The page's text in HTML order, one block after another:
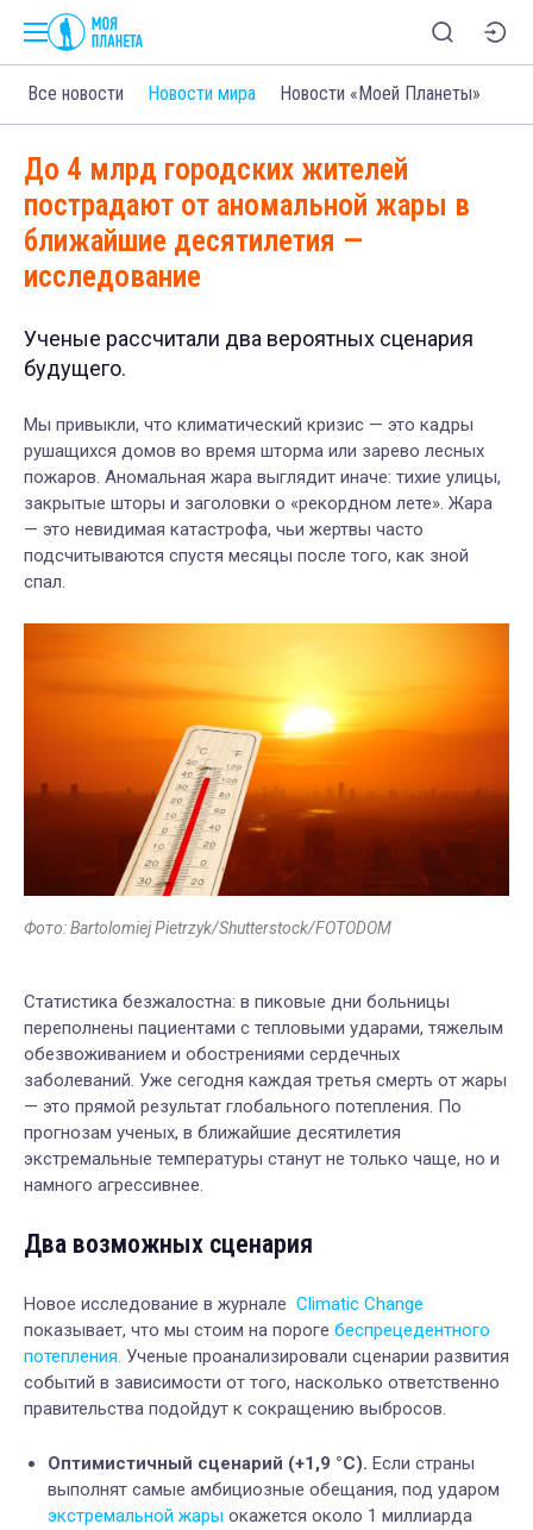
Все новости Новости мира Новости «Моей Планеты»
До 4 млрд городских жителей
пострадают от аномальной жары в
ближайшие десятилетия —
исследование
Ученые рассчитали два вероятных сценария
будущего.
Мы привыкли, что климатический кризис — это кадры
рушащихся домов во время шторма или зарево лесных
пожаров. Аномальная жара выглядит иначе: тихие улицы,
закрытые шторы и заголовки о «рекордном лете». Жара
— это невидимая катастрофа, чьи жертвы часто
подсчитываются спустя месяцы после того, как зной
спал.
Фото: Bartolomiej Pietrzyk/Shutterstock/FOTODOM
Статистика безжалостна: в пиковые дни больницы
переполнены пациентами с тепловыми ударами, тяжелым
обезвоживанием и обострениями сердечных
заболеваний. Уже сегодня каждая третья смерть от жары
— это прямой результат глобального потепления. По
прогнозам ученых, в ближайшие десятилетия
экстремальные температуры станут не только чаще, но и
намного агрессивнее.
Два возможных сценария
Новое исследование в журнале Climatic Change
показывает, что мы стоим на пороге беспрецедентного
потепления. Ученые проанализировали сценарии развития
событий в зависимости от того, насколько ответственно
правительства подойдут к сокращению выбросов.
Оптимистичный сценарий (+1,9 °C). Если страны
выполнят самые амбициозные обещания, под ударом
экстремальной жары окажется около 1 миллиарда